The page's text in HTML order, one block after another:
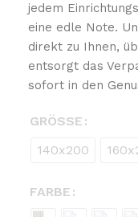
jedem
eine edle Note.
direkt zu Ihnen,
entsorgt das
sofort in den
GRÖSSE
140x200
FARBE